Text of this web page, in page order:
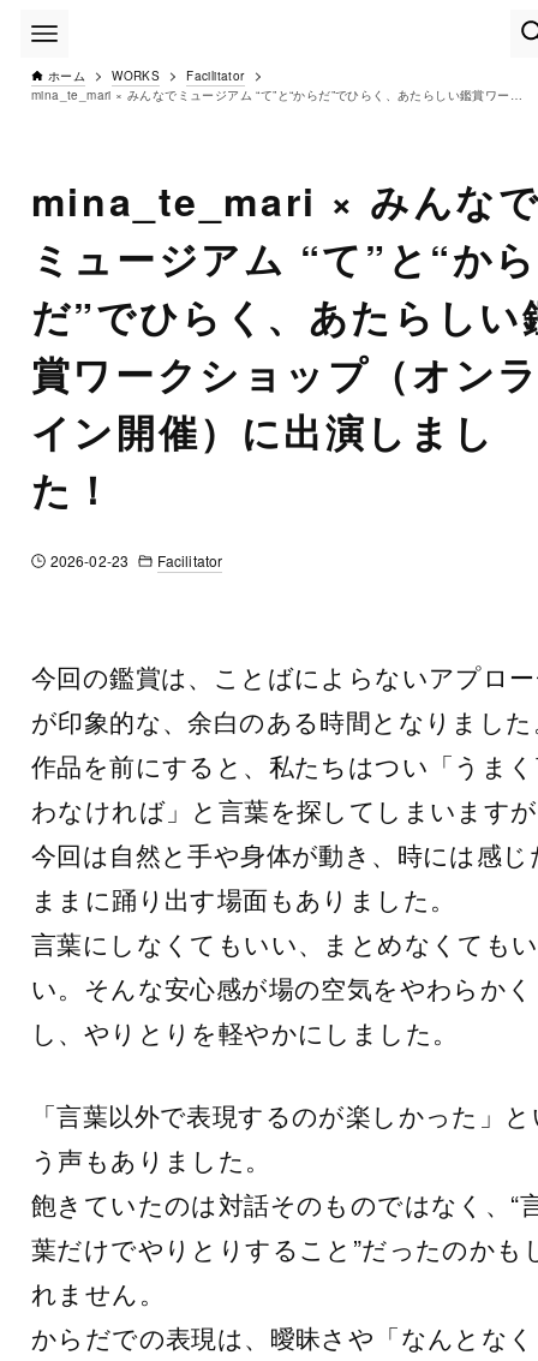
ホーム WORKS
Facilitator
mina_te_mari × みんなでミュージアム “て”と“からだ”でひらく、あたらしい鑑賞ワークショップ（オンライン開催）に出演しました！
mina_te_mari × みんな
ミュージアム “て”と“から
だ”でひらく、あたらしい
賞ワークショップ（オン
イン開催）に出演しまし
た！
2026-02-23 Facilitator
今回の鑑賞は、ことばによらないアプロ
が印象的な、余白のある時間となりまし
作品を前にすると、私たちはつい「うま
わなければ」と言葉を探してしまいます
今回は自然と手や身体が動き、時には感じ
ままに踊り出す場面もありました。
言葉にしなくてもいい、まとめなくてもい
い。そんな安心感が場の空気をやわらかく
し、やりとりを軽やかにしました。
「言葉以外で表現するのが楽しかった」
う声もありました。
飽きていたのは対話そのものではなく、“
葉だけでやりとりすること”だったのかも
れません。
からだでの表現は、曖昧さや「なんとな